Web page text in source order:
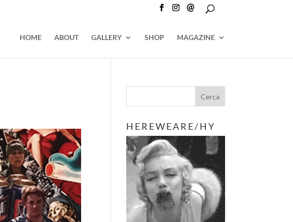
@
HOME ABOUT GALLERY SHOP MAGAZINE
H E R E W E A R E / H Y